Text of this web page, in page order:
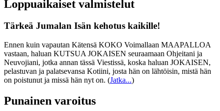
Loppuaikaiset valmistelut
Tärkeä Jumalan Isän kehotus kaikille!
Ennen kuin vapautan Kätensä KOKO Voimallaan MAAPALLOA
vastaan, haluan KUTSUA JOKAISEN seuraamaan Ohjeitani ja
Neuvojiani, jotka annan tässä Viestissä, koska haluan JOKAISEN,
pelastuvan ja palatsevansa Kotiini, josta hän on lähtöisin, mistä hän
on poistunut ja missä hän nyt on. (Jatka...)
Punainen varoitus